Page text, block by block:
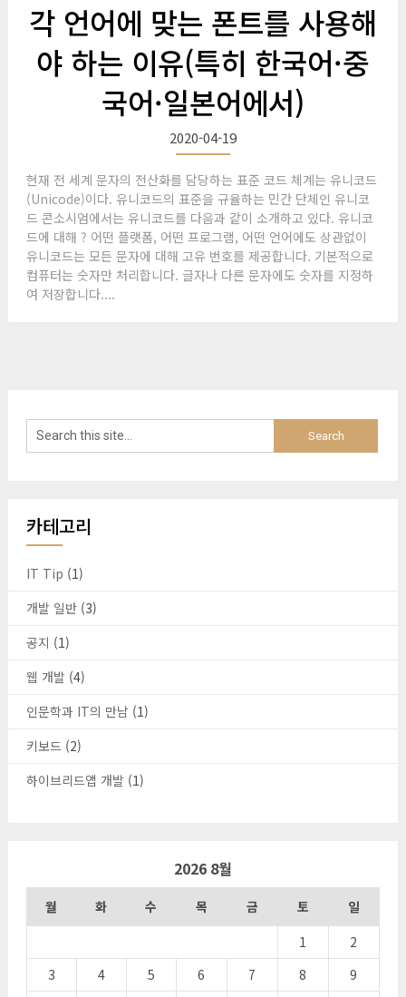
각 언어에 맞는 폰트를 사용해
야 하는 이유(특히 한국어·중
국어·일본어에서)
2020-04-19
현재 전 세계 문자의 전산화를 담당하는 표준 코드 체계는 유니코드
(Unicode)이다. 유니코드의 표준을 규율하는 민간 단체인 유니코
드 콘소시엄에서는 유니코드를 다음과 같이 소개하고 있다. 유니코
드에 대해 ? 어떤 플랫폼, 어떤 프로그램, 어떤 언어에도 상관없이
유니코드는 모든 문자에 대해 고유 번호를 제공합니다. 기본적으로
컴퓨터는 숫자만 처리합니다. 글자나 다른 문자에도 숫자를 지정하
여 저장합니다....
카테고리
IT Tip (1)
개발 일반(3)
공지 (1)
웹 개발(4)
인문학과 IT의 만남 (1)
키보드(2)
하이브리드앱 개발(1)
2026 8월
월 화 수 목 금 토
일
1
2
3
4 5 6 7 8
9